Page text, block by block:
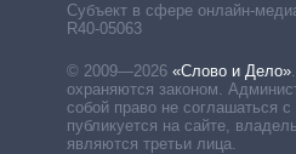
Субъект в сфере онлайн-
R40-05063
© 2009—2026 «Слово и Дело»
охраняются законом.
собой право не соглашаться
публикуется на сайте,
являются третьи лица.